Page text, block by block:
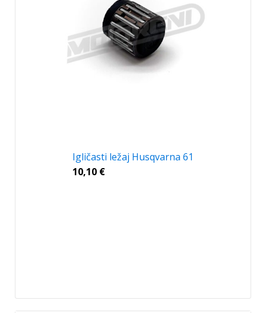
Igličasti ležaj Husqvarna 61
10,10 €